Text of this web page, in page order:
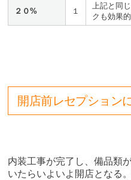
２０% １
上記と同
クも効果的
開店前レセプション
内装工事が完了し、備品類
いたらいよいよ開店となる